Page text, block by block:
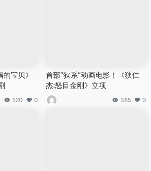
宝贝》
520 0
首部“狄系”动画电影！《狄仁
杰:怒目金刚》立项
385 0